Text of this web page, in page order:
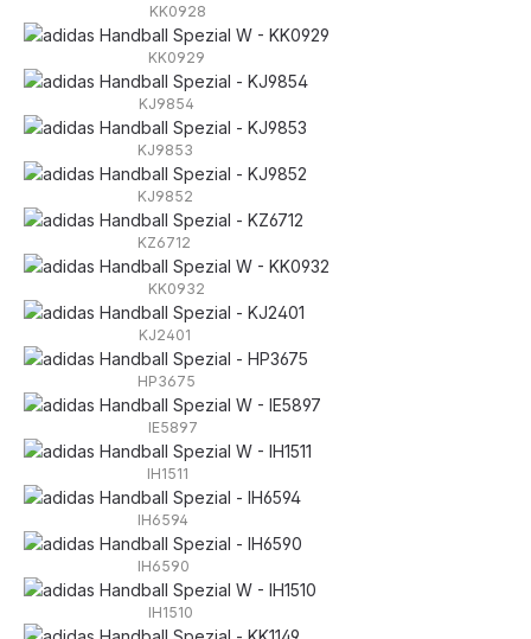
KK0928
KK0929
KJ9854
KJ9853
KJ9852
KZ6712
KK0932
KJ2401
HP3675
IE5897
IH1511
IH6594
IH6590
IH1510